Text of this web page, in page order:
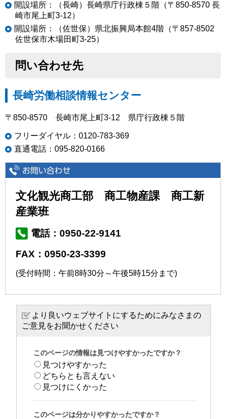
開設場所：（長崎）長崎県庁行政棟５階（〒850-8570 長
崎市尾上町3-12）
開設場所：（佐世保）県北振興局本館4階（〒857-8502
佐世保市木場田町3-25）
問い合わせ先
長崎労働相談情報センター
〒850-8570 長崎市尾上町3-12 県庁行政棟５階
フリーダイヤル：0120-783-369
直通電話：095-820-0166
文化観光商工部 商工物産課 商工新
産業班
電話：0950-22-9141
FAX：0950-23-3399
(受付時間：午前8時30分～午後5時15分まで)
より良いウェブサイトにするためにみなさまの
ご意見をお聞かせください
このページの情報は見つけやすかったですか？
見つけやすかった
どちらとも言えない
見つけにくかった
このページは分かりやすかったですか？